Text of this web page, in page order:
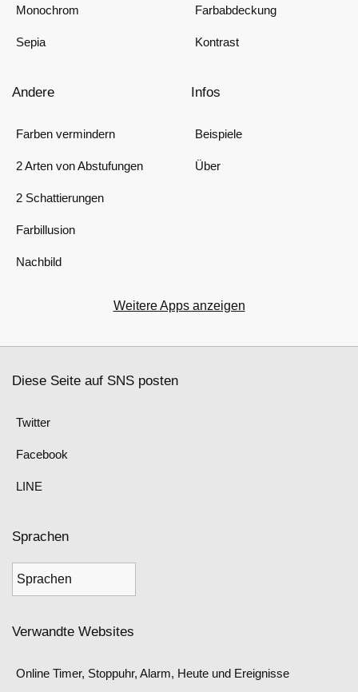
Monochrom
Sepia
Farbabdeckung
Kontrast
Andere
Farben vermindern
2 Arten von Abstufungen
2 Schattierungen
Farbillusion
Nachbild
Infos
Beispiele
Über
Weitere Apps anzeigen
Diese Seite auf SNS posten
Twitter
Facebook
LINE
Sprachen
Verwandte Websites
Online Timer, Stoppuhr, Alarm, Heute und Ereignisse